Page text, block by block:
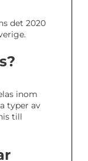
det 2020
inom
typer av
till